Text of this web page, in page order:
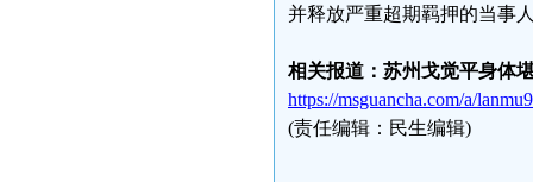
并释放严重超期羁押的当事
相关报道：苏州戈觉平身体
https://msguancha.com/a/
(责任编辑：民生编辑)